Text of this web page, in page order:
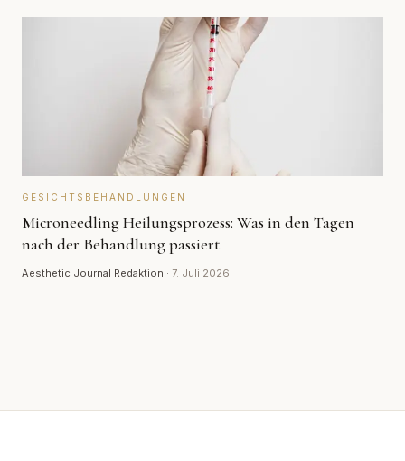
GESICHTSBEHANDLUNGEN
Microneedling Heilungsprozess: Was in den Tagen
nach der Behandlung passiert
Aesthetic Journal Redaktion · 7. Juli 2026